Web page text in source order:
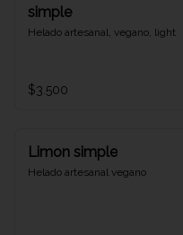
simple
Helado artesanal, vegano, light
$3.500
Limon simple
Helado artesanal vegano